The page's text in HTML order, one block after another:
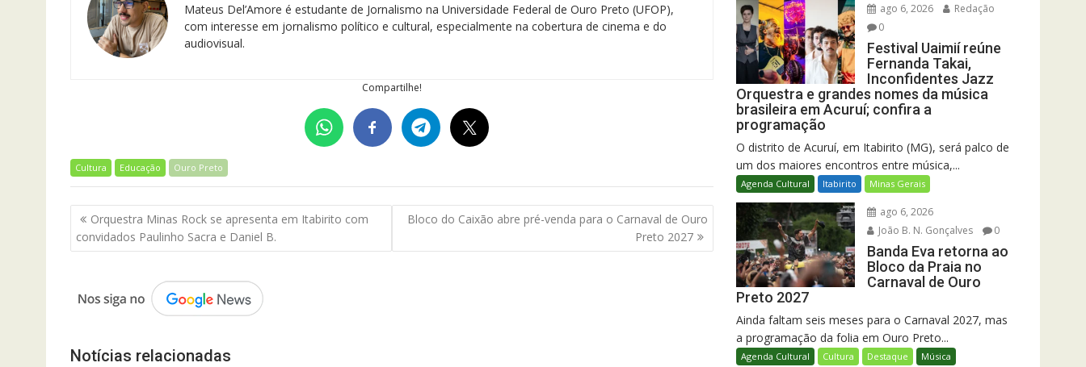
Mateus Del’Amore é estudante de Jornalismo na Universidade Federal de Ouro Preto (UFOP),
com interesse em jornalismo político e cultural, especialmente na cobertura de cinema e do
audiovisual.
Compartilhe!
Cultura Educação Ouro Preto
Navegação
de
Post
Orquestra Minas Rock se apresenta em Itabirito com
convidados Paulinho Sacra e Daniel B.
Bloco do Caixão abre pré-venda para o Carnaval de Ouro
Preto 2027
Notícias relacionadas
ago 6, 2026
Redação
0
Festival Uaimií reúne
Fernanda Takai,
Inconfidentes Jazz
Orquestra e grandes nomes da música
brasileira em Acuruí; confira a
programação
O distrito de Acuruí, em Itabirito (MG), será palco de
um dos maiores encontros entre música,...
Agenda Cultural Itabirito Minas Gerais
ago 6, 2026
João B. N. Gonçalves
0
Banda Eva retorna ao
Bloco da Praia no
Carnaval de Ouro
Preto 2027
Ainda faltam seis meses para o Carnaval 2027, mas
a programação da folia em Ouro Preto...
Agenda Cultural Cultura Destaque
Música